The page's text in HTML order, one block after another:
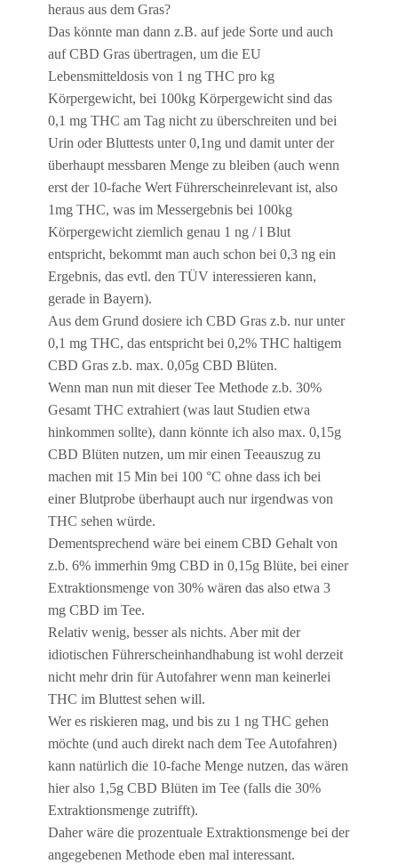
heraus aus dem Gras?
Das könnte man dann z.B. auf jede Sorte und auch
auf CBD Gras übertragen, um die EU
Lebensmitteldosis von 1 ng THC pro kg
Körpergewicht, bei 100kg Körpergewicht sind das
0,1 mg THC am Tag nicht zu überschreiten und bei
Urin oder Bluttests unter 0,1ng und damit unter der
überhaupt messbaren Menge zu bleiben (auch wenn
erst der 10-fache Wert Führerscheinrelevant ist, also
1mg THC, was im Messergebnis bei 100kg
Körpergewicht ziemlich genau 1 ng / l Blut
entspricht, bekommt man auch schon bei 0,3 ng ein
Ergebnis, das evtl. den TÜV interessieren kann,
gerade in Bayern).
Aus dem Grund dosiere ich CBD Gras z.b. nur unter
0,1 mg THC, das entspricht bei 0,2% THC haltigem
CBD Gras z.b. max. 0,05g CBD Blüten.
Wenn man nun mit dieser Tee Methode z.b. 30%
Gesamt THC extrahiert (was laut Studien etwa
hinkommen sollte), dann könnte ich also max. 0,15g
CBD Blüten nutzen, um mir einen Teeauszug zu
machen mit 15 Min bei 100 °C ohne dass ich bei
einer Blutprobe überhaupt auch nur irgendwas von
THC sehen würde.
Dementsprechend wäre bei einem CBD Gehalt von
z.b. 6% immerhin 9mg CBD in 0,15g Blüte, bei einer
Extraktionsmenge von 30% wären das also etwa 3
mg CBD im Tee.
Relativ wenig, besser als nichts. Aber mit der
idiotischen Führerscheinhandhabung ist wohl derzeit
nicht mehr drin für Autofahrer wenn man keinerlei
THC im Bluttest sehen will.
Wer es riskieren mag, und bis zu 1 ng THC gehen
möchte (und auch direkt nach dem Tee Autofahren)
kann natürlich die 10-fache Menge nutzen, das wären
hier also 1,5g CBD Blüten im Tee (falls die 30%
Extraktionsmenge zutrifft).
Daher wäre die prozentuale Extraktionsmenge bei der
angegebenen Methode eben mal interessant.